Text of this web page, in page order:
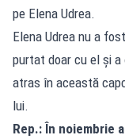
pe Elena Udrea.
Elena Udrea nu a
purtat doar cu el și
atras în această
lui.
Rep.: În noiembrie